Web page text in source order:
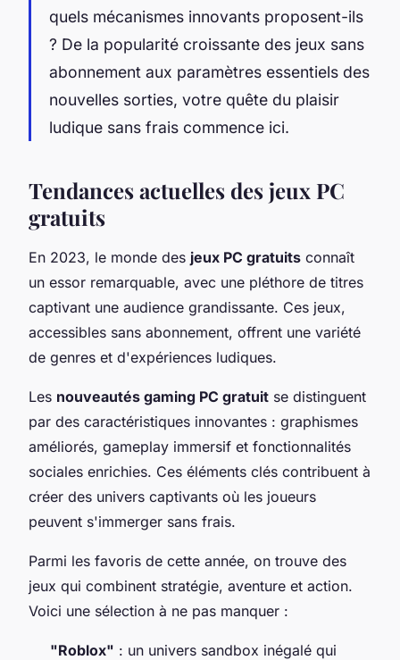
quels mécanismes innovants proposent-ils
? De la popularité croissante des jeux sans
abonnement aux paramètres essentiels des
nouvelles sorties, votre quête du plaisir
ludique sans frais commence ici.
Tendances actuelles des jeux PC
gratuits
En 2023, le monde des jeux PC gratuits connaît
un essor remarquable, avec une pléthore de titres
captivant une audience grandissante. Ces jeux,
accessibles sans abonnement, offrent une variété
de genres et d'expériences ludiques.
Les nouveautés gaming PC gratuit se distinguent
par des caractéristiques innovantes : graphismes
améliorés, gameplay immersif et fonctionnalités
sociales enrichies. Ces éléments clés contribuent à
créer des univers captivants où les joueurs
peuvent s'immerger sans frais.
Parmi les favoris de cette année, on trouve des
jeux qui combinent stratégie, aventure et action.
Voici une sélection à ne pas manquer :
"Roblox" : un univers sandbox inégalé qui